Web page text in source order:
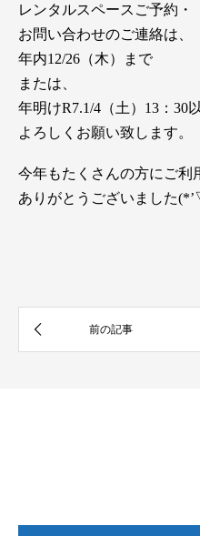
レンタルスペースご予約・
お問い合わせのご連絡は、
年内12/26（木）まで
または、
年明けR7.1/4（土）13：30
よろしくお願い致します。
今年もたくさんの方にご利
ありがとうございました